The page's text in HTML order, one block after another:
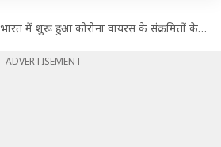
भारत में शुरू हुआ कोरोना वायरस के संक्रमितों के इलाज के लिए दवा का ट्रायल
ADVERTISEMENT